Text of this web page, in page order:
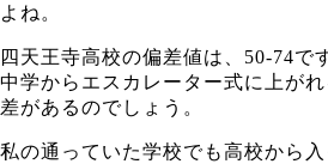
よね。
四天王寺高校の偏差値は、50-74で
中学からエスカレーター式に上が
差があるのでしょう。
私の通っていた学校でも高校から